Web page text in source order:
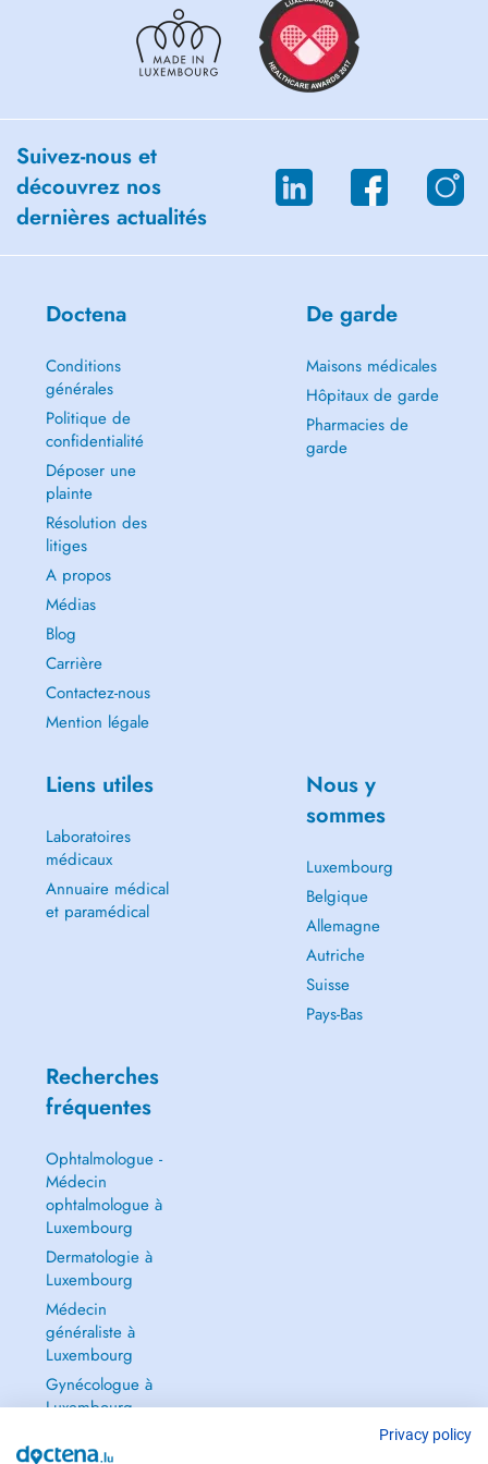
Suivez-nous et
découvrez nos
dernières actualités
Doctena
Conditions
générales
Politique de
confidentialité
Déposer une
plainte
Résolution des
litiges
A propos
Médias
Blog
Carrière
Contactez-nous
Mention légale
De garde
Maisons médicales
Hôpitaux de garde
Pharmacies de
garde
Liens utiles
Laboratoires
médicaux
Annuaire médical
et paramédical
Nous y
sommes
Luxembourg
Belgique
Allemagne
Autriche
Suisse
Pays-Bas
Recherches
fréquentes
Ophtalmologue -
Médecin
ophtalmologue à
Luxembourg
Dermatologie à
Luxembourg
Médecin
généraliste à
Luxembourg
Gynécologue à
Luxembourg
Privacy policy